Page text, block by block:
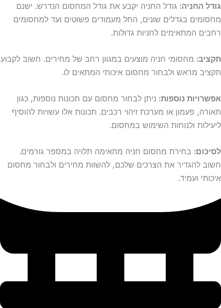
גודל החניה: גודל החניה יקבע את גודל המחסום הנדרש. ישנם
מחסומים בגדלים שונים, החל מעמודים פשוטים ועד למחסומים
רחבים המתאימים לחניות גדולות.
תקציב: מחסומי חניה מוצעים במגוון רחב של מחירים. חשוב לקבוע
תקציב מראש ולבחור מחסום איכותי המתאים לו.
אפשרויות נוספות: ניתן לבחור מחסום עם תכונות נוספות, כגון
תאורה, פעמון או מערכת זיהוי רכבים. תכונות אלו עשויות להוסיף
ליעילות ולנוחות השימוש במחסום.
לסיכום: בחירת מחסום חניה מתאימה תלויה במספר גורמים.
חשוב להגדיר את הצרכים שלכם, להשוות מחירים ולבחור מחסום
איכותי ועמיד.